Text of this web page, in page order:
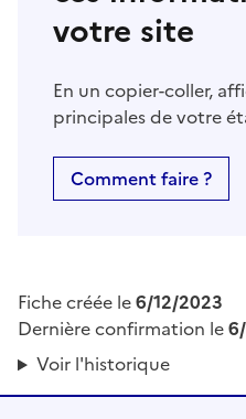
votre site
En un copier-coller,
principales de votre
Comment faire ?
Fiche créée le6/12/2023
Dernière confirmation le
Voir l'historique